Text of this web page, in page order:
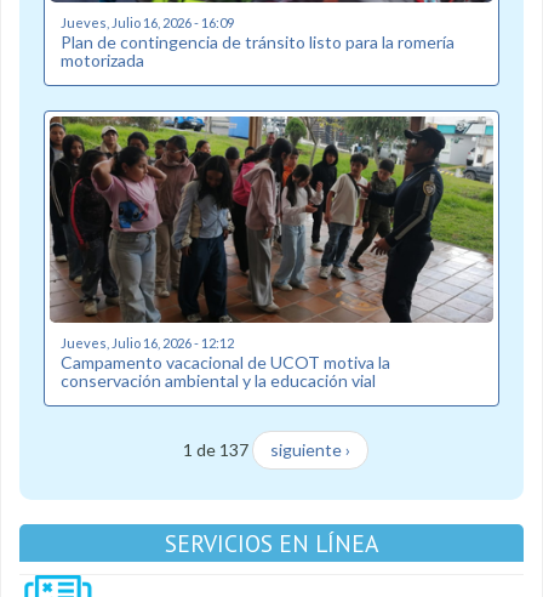
Jueves, Julio 16, 2026 - 16:09
Plan de contingencia de tránsito listo para la romería
motorizada
Jueves, Julio 16, 2026 - 12:12
Campamento vacacional de UCOT motiva la
conservación ambiental y la educación vial
1 de 137 siguiente ›
SERVICIOS EN LÍNEA